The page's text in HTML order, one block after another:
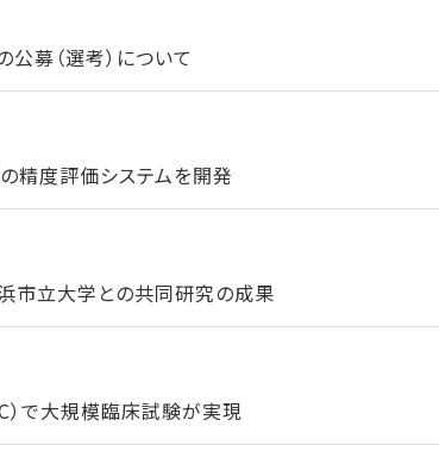
募（選考）について
精度評価システムを開発
市立大学との共同研究の成果
）で大規模臨床試験が実現